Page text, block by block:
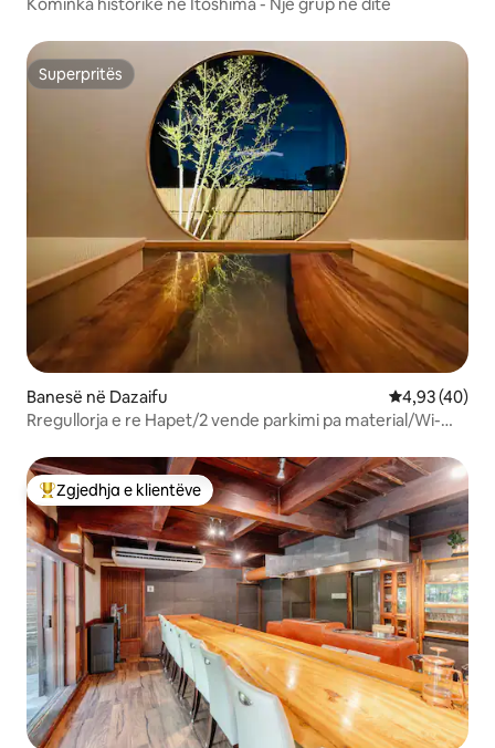
Superpritës
Superpritës
Banesë në Dazaifu Vlerësimi
4,93 (40)
Rregullorja e re Hapet/2 vende parkimi pa material/Wi-
lart/1 ndërtesë me qira
Më të mirat e zgjedhjeve të klientëve
Zgjedhja e klientëve